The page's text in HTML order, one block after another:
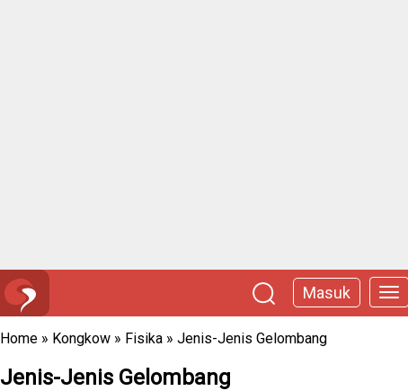
Masuk
Home » Kongkow » Fisika » Jenis-Jenis Gelombang
Jenis-Jenis Gelombang